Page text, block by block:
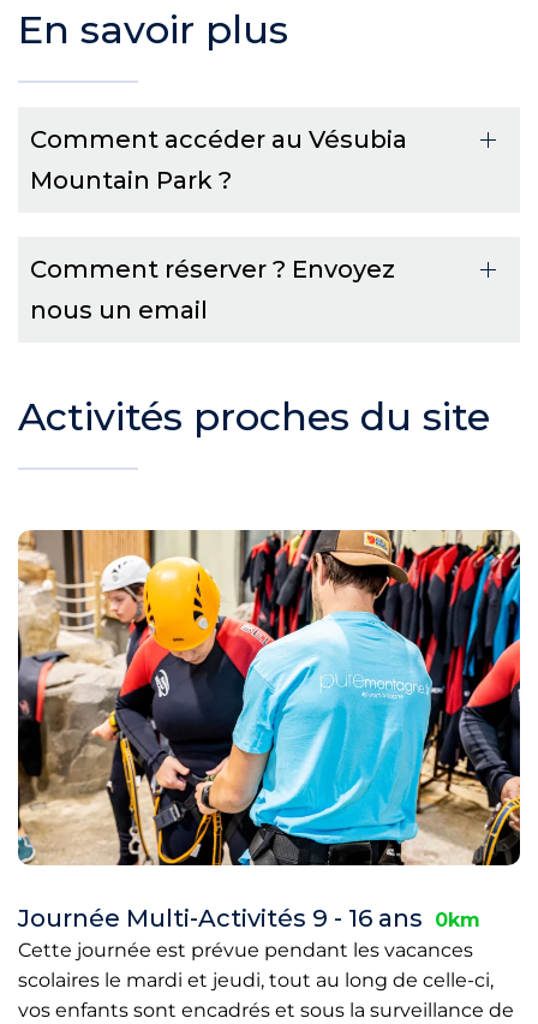
En savoir plus
Comment accéder au Vésubia
Mountain Park ?
Comment réserver ? Envoyez
nous un email
Activités proches du site
Journée Multi-Activités 9 - 16 ans
0km
Cette journée est prévue pendant les vacances
scolaires le mardi et jeudi, tout au long de celle-ci,
vos enfants sont encadrés et sous la surveillance de